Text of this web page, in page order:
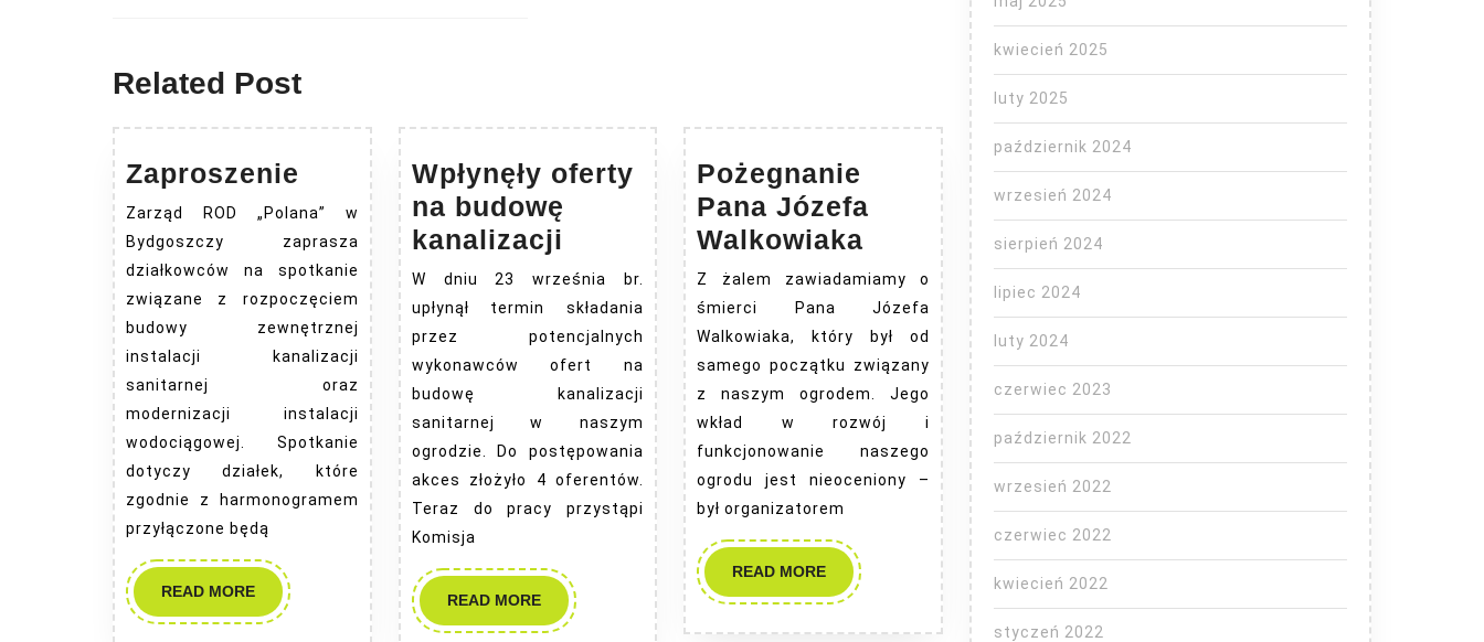
Related Post
Zaproszenie Zaproszenie
Zarząd ROD „Polana” w
Bydgoszczy zaprasza
działkowców na spotkanie
związane z rozpoczęciem
budowy zewnętrznej
instalacji kanalizacji
sanitarnej oraz
modernizacji instalacji
wodociągowej. Spotkanie
dotyczy działek, które
zgodnie z harmonogramem
przyłączone będą
READ MOREREAD
MORE
Wpłynęły oferty
na budowę
kanalizacji Wpłynęły
oferty
na
budowę
kanalizacji
W dniu 23 września br.
upłynął termin składania
przez potencjalnych
wykonawców ofert na
budowę kanalizacji
sanitarnej w naszym
ogrodzie. Do postępowania
akces złożyło 4 oferentów.
Teraz do pracy przystąpi
Komisja
READ MOREREAD
MORE
Pożegnanie
Pana Józefa
Walkowiaka Pożegnanie
Pana
Józefa
Walkowiaka
Z żalem zawiadamiamy o
śmierci Pana Józefa
Walkowiaka, który był od
samego początku związany
z naszym ogrodem. Jego
wkład w rozwój i
funkcjonowanie naszego
ogrodu jest nieoceniony –
był organizatorem
READ MOREREAD
MORE
kwiecień 2025
luty 2025
październik 2024
wrzesień 2024
sierpień 2024
lipiec 2024
luty 2024
czerwiec 2023
październik 2022
wrzesień 2022
czerwiec 2022
kwiecień 2022
styczeń 2022